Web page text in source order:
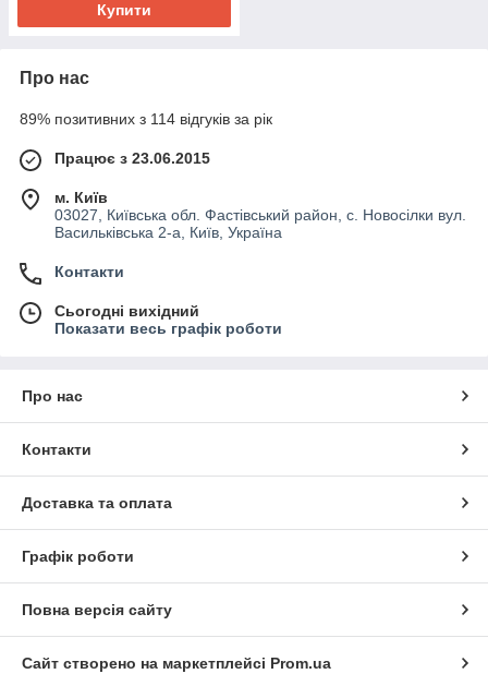
Купити
Про нас
89% позитивних з 114 відгуків за рік
Працює з 23.06.2015
м. Київ
03027, Київська обл. Фастівський район, с. Новосілки вул.
Васильківська 2-а, Київ, Україна
Контакти
Сьогодні вихідний
Показати весь графік роботи
Про нас
Контакти
Доставка та оплата
Графік роботи
Повна версія сайту
Сайт створено на маркетплейсі Prom.ua